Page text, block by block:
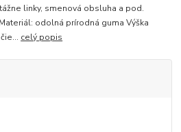
linky, smenová obsluha a pod.
odolná prírodná guma Výška
celý popis